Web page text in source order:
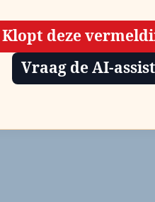
Klopt deze
Vraag de AI-